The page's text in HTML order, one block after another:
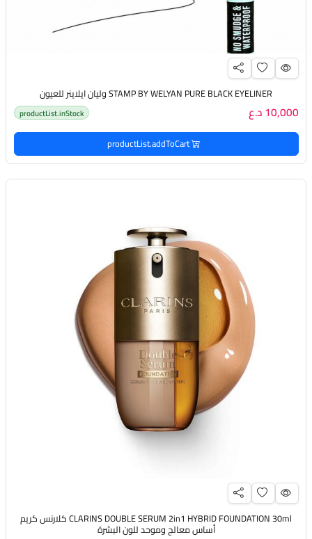
STAMP BY WELYAN PURE BLACK EYELINER وليان ايلاينر للعيون
10,000 د.ع productList.inStock
productList.addToCart
CLARINS DOUBLE SERUM 2in1 HYBRID FOUNDATION 30ml كلارنس كريم
أساس معالج وموحد للون البشرة